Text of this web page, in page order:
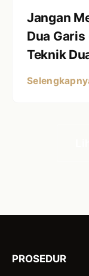
Jangan
Dua
Teknik
PROSEDUR